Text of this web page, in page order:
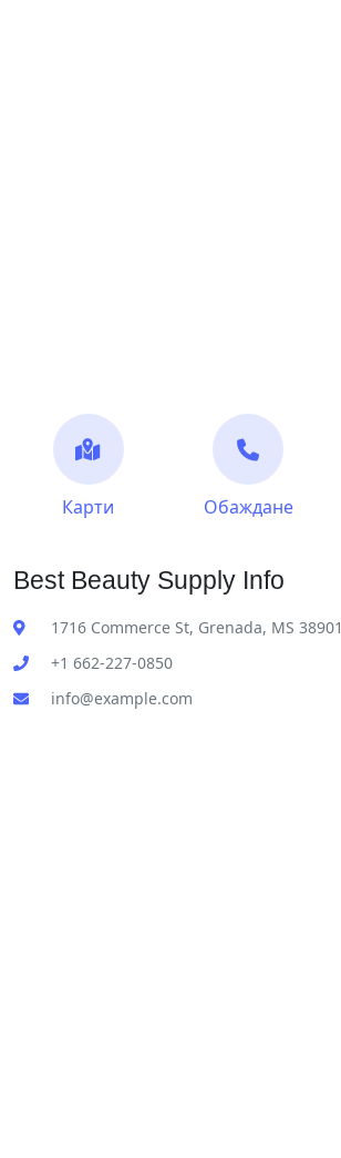
Карти Обаждане
Best Beauty Supply Info
1716 Commerce St, Grenada, MS 38901
+1 662-227-0850
info@example.com